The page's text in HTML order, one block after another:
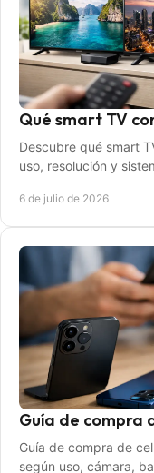
Qué smart TV
Descubre qué smart
uso, resolución y
6 de julio de 2026
Guía de compra
Guía de compra de
según uso, cámara,